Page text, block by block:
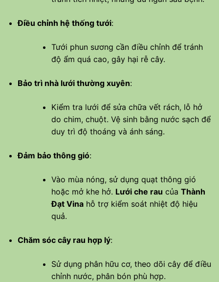
Điều chỉnh hệ thống tưới:
Tưới phun sương cần điều chỉnh để tránh
độ ẩm quá cao, gây hại rễ cây.
Bảo trì nhà lưới thường xuyên:
Kiểm tra lưới để sửa chữa vết rách, lỗ hở
do chim, chuột. Vệ sinh bằng nước sạch để
duy trì độ thoáng và ánh sáng.
Đảm bảo thông gió:
Vào mùa nóng, sử dụng quạt thông gió
hoặc mở khe hở. Lưới che rau của Thành
Đạt Vinahỗ trợ kiểm soát nhiệt độ hiệu
quả.
Chăm sóc cây rau hợp lý:
Sử dụng phân hữu cơ, theo dõi cây để điều
chỉnh nước, phân bón phù hợp.